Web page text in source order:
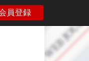
員登録